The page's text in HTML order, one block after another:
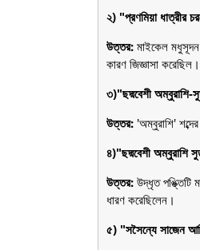
২) "প্রণমিয়া ধাত্রীর
উত্তর: মাইকেল মধুসূদন
কারণ জিজ্ঞাসা করেছিল।
৩)"ছদ্মবেশী
উত্তর: 'অম্বুরাশি'
৪)"ছদ্মবেশী অম্বুরাশি
উত্তর: উদ্ধৃত পঙ্ক্তিটি
ধারণ করেছিলেন।
৫) "সসৈন্যে সাজেন